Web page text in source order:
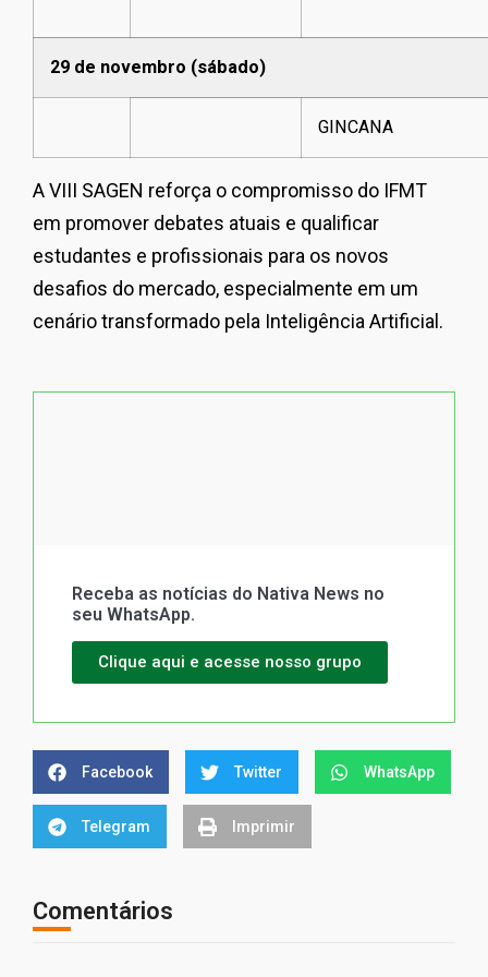
29 de novembro (sábado)
GINCANA
A VIII SAGEN reforça o compromisso do IFMT
em promover debates atuais e qualificar
estudantes e profissionais para os novos
desafios do mercado, especialmente em um
cenário transformado pela Inteligência Artificial.
Receba as notícias do Nativa News no
seu WhatsApp.
Clique aqui e acesse nosso grupo
Facebook Twitter WhatsApp
Telegram Imprimir
Comentários